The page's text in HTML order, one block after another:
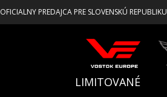
OFICIALNY PREDAJCA PRE SLOVENSKÚ REPUBLIKU
LIMITOVANÉ